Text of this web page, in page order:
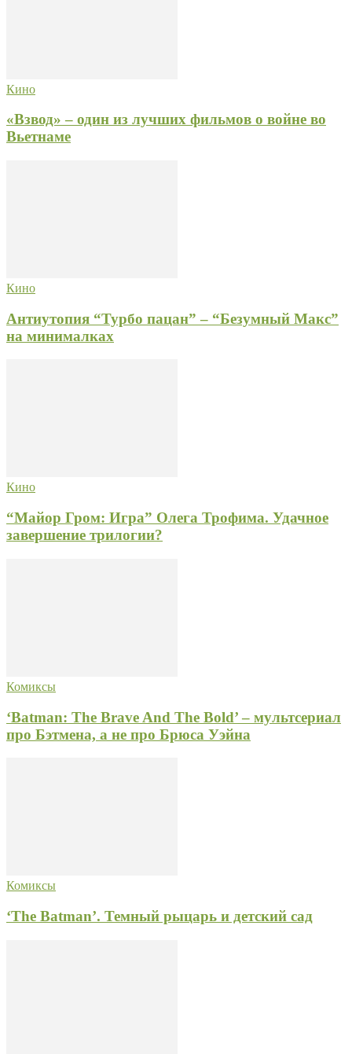
Кино
«Взвод» – один из лучших фильмов о войне во
Вьетнаме
Кино
Антиутопия “Турбо пацан” – “Безумный Макс”
на минималках
Кино
“Майор Гром: Игра” Олега Трофима. Удачное
завершение трилогии?
Комиксы
‘Batman: The Brave And The Bold’ – мультсериал
про Бэтмена, а не про Брюса Уэйна
Комиксы
‘The Batman’. Темный рыцарь и детский сад